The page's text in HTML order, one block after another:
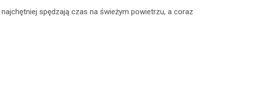
spędzają czas na świeżym powietrzu, a coraz